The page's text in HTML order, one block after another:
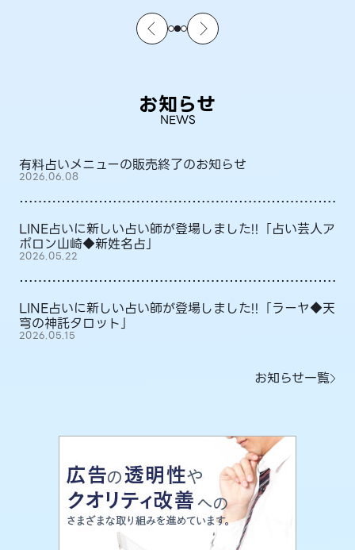
お知らせ
NEWS
有料占いメニューの販売終了のお知らせ
2026.06.08
LINE占いに新しい占い師が登場しました!!「占い芸人ア
ポロン山崎◆新姓名占」
2026.05.22
LINE占いに新しい占い師が登場しました!!「ラーヤ◆天
穹の神託タロット」
2026.05.15
お知らせ一覧